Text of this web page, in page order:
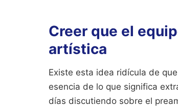
Creer que el
artística
Existe esta idea ridícula de
esencia de lo que significa
días discutiendo sobre el